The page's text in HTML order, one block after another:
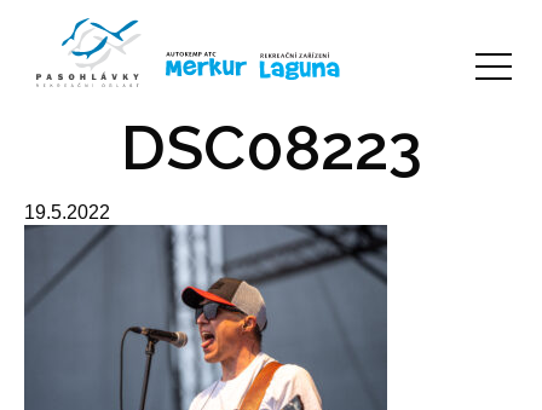
DSC08223
19.5.2022